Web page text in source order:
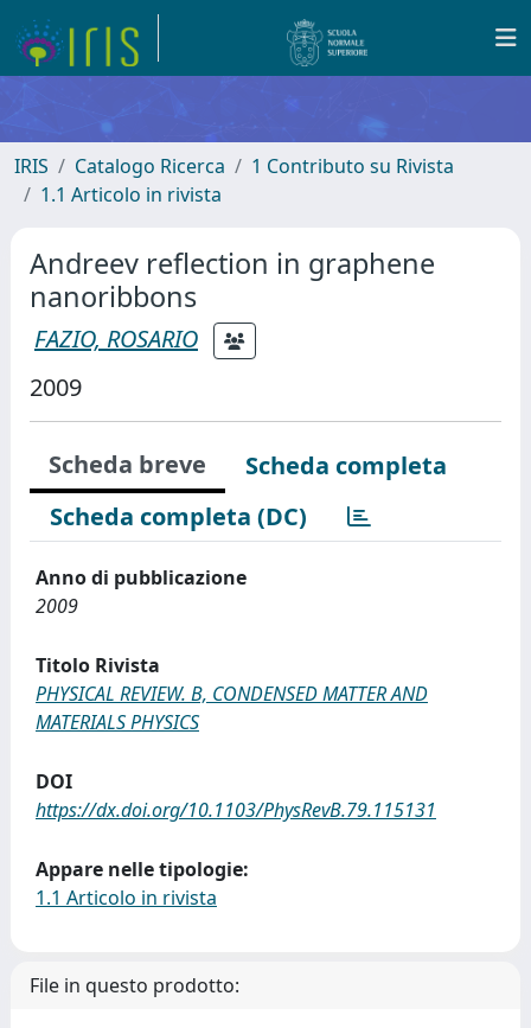
IRIS Catalogo Ricerca
1 Contributo su Rivista
1.1 Articolo in rivista
Andreev reflection in graphene
nanoribbons
FAZIO, ROSARIO
2009
Scheda breve
Scheda completa
Scheda completa (DC)
Anno di pubblicazione
2009
Titolo Rivista
PHYSICAL REVIEW. B, CONDENSED MATTER AND
MATERIALS PHYSICS
DOI
https://dx.doi.org/10.1103/PhysRevB.79.115131
Appare nelle tipologie:
1.1 Articolo in rivista
File in questo prodotto: